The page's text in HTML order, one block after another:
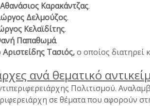
Αθανάσιος Καρακάντζας.
Δελμούζος.
Κελαϊδίτης.
Παπαθωμά.
Αριστείδης Τασιός,ο οποίος διατηρεί
ανά θεματικό
Πολιτισμού.
σε θέματα που αφορούν